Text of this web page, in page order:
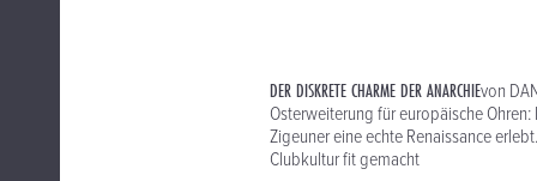
DER DISKRETE CHARME DER ANARCHIEvon
Osterweiterung für europäische
Zigeuner eine echte Renaissance
Clubkultur fit gemacht